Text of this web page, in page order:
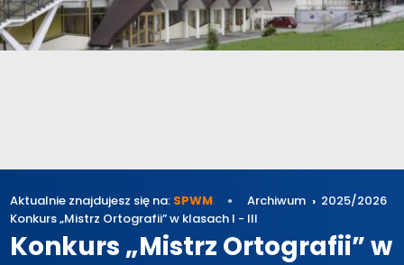
Aktualnie znajdujesz się na: SPWM Archiwum
2025/2026
Konkurs „Mistrz Ortografii” w klasach I - III
Konkurs „Mistrz Ortografii” w